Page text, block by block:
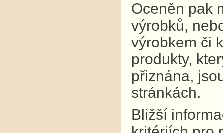
Oceněn pak
výrobků,
výrobkem či
produkty,
přiznána,
stránkách.
Bližší